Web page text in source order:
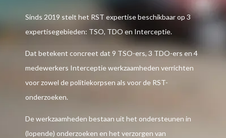
Sinds 2019 stelt het RST expertise beschikbaar op 3
expertisegebieden: TSO, TDO en Interceptie.
Dat betekent concreet dat 9 TSO-ers, 3 TDO-ers en 4
medewerkers Interceptie werkzaamheden verrichten
voor zowel de politiekorpsen als voor de RST-
onderzoeken.
De werkzaamheden bestaan uit het ondersteunen in
(lopende) onderzoeken en het verzorgen van